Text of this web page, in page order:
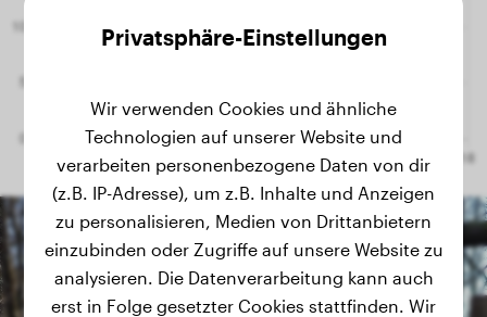
Privatsphäre-Einstellungen
Wir verwenden Cookies und ähnliche
Technologien auf unserer Website und
verarbeiten personenbezogene Daten von dir
(z.B. IP-Adresse), um z.B. Inhalte und Anzeigen
zu personalisieren, Medien von Drittanbietern
einzubinden oder Zugriffe auf unsere Website zu
analysieren. Die Datenverarbeitung kann auch
erst in Folge gesetzter Cookies stattfinden. Wir